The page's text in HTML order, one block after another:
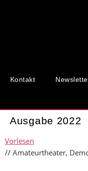
Kontakt
Ausgabe 2022
Vorlesen
// Amateurtheater,